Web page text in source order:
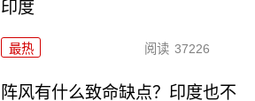
印度
最热 阅读 37226
阵风有什么致命缺点？印度也不